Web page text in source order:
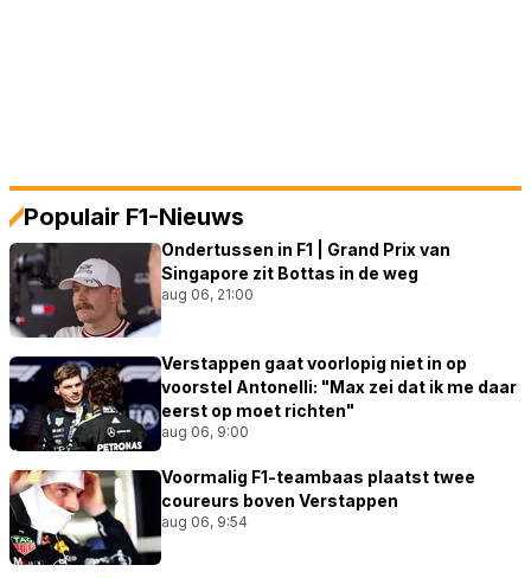
Populair F1-Nieuws
Ondertussen in F1 | Grand Prix van
Singapore zit Bottas in de weg
aug 06, 21:00
Verstappen gaat voorlopig niet in op
voorstel Antonelli: "Max zei dat ik me daar
eerst op moet richten"
aug 06, 9:00
Voormalig F1-teambaas plaatst twee
coureurs boven Verstappen
aug 06, 9:54